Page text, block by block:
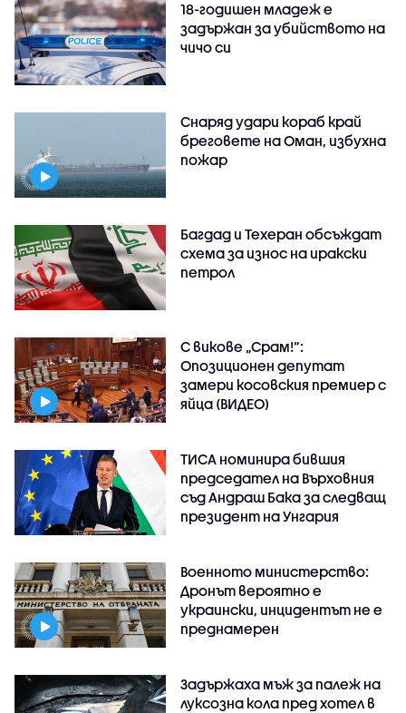
18-годишен младеж е
задържан за убийството на
чичо си
Снаряд удари кораб край
бреговете на Оман, избухна
пожар
Багдад и Техеран обсъждат
схема за износ на иракски
петрол
С викове „Срам!“:
Опозиционен депутат
замери косовския премиер с
яйца (ВИДЕО)
ТИСА номинира бившия
председател на Върховния
съд Андраш Бака за следващ
президент на Унгария
Военното министерство:
Дронът вероятно е
украински, инцидентът не е
преднамерен
Задържаха мъж за палеж на
луксозна кола пред хотел в